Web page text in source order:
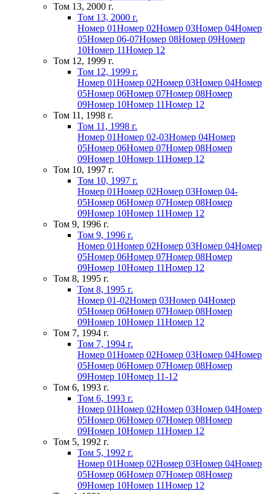
Том 13, 2000 г.
Том 13, 2000 г.
Номер 01Номер 02Номер 03Номер 04Номер
05Номер 06-07Номер 08Номер 09Номер
10Номер 11Номер 12
Том 12, 1999 г.
Том 12, 1999 г.
Номер 01Номер 02Номер 03Номер 04Номер
05Номер 06Номер 07Номер 08Номер
09Номер 10Номер 11Номер 12
Том 11, 1998 г.
Том 11, 1998 г.
Номер 01Номер 02-03Номер 04Номер
05Номер 06Номер 07Номер 08Номер
09Номер 10Номер 11Номер 12
Том 10, 1997 г.
Том 10, 1997 г.
Номер 01Номер 02Номер 03Номер 04-
05Номер 06Номер 07Номер 08Номер
09Номер 10Номер 11Номер 12
Том 9, 1996 г.
Том 9, 1996 г.
Номер 01Номер 02Номер 03Номер 04Номер
05Номер 06Номер 07Номер 08Номер
09Номер 10Номер 11Номер 12
Том 8, 1995 г.
Том 8, 1995 г.
Номер 01-02Номер 03Номер 04Номер
05Номер 06Номер 07Номер 08Номер
09Номер 10Номер 11Номер 12
Том 7, 1994 г.
Том 7, 1994 г.
Номер 01Номер 02Номер 03Номер 04Номер
05Номер 06Номер 07Номер 08Номер
09Номер 10Номер 11-12
Том 6, 1993 г.
Том 6, 1993 г.
Номер 01Номер 02Номер 03Номер 04Номер
05Номер 06Номер 07Номер 08Номер
09Номер 10Номер 11Номер 12
Том 5, 1992 г.
Том 5, 1992 г.
Номер 01Номер 02Номер 03Номер 04Номер
05Номер 06Номер 07Номер 08Номер
09Номер 10Номер 11Номер 12